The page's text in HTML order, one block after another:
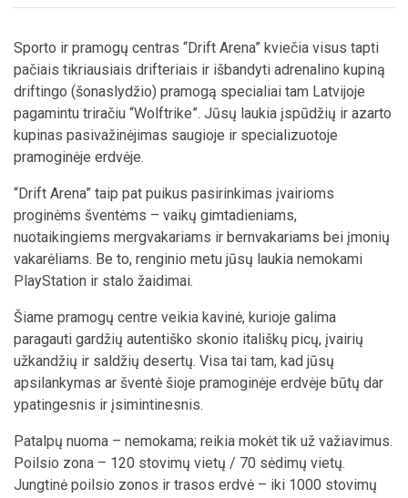
Sporto ir pramogų centras “Drift Arena” kviečia visus tapti
pačiais tikriausiais drifteriais ir išbandyti adrenalino kupiną
driftingo (šonaslydžio) pramogą specialiai tam Latvijoje
pagamintu triračiu “Wolftrike”. Jūsų laukia įspūdžių ir azarto
kupinas pasivažinėjimas saugioje ir specializuotoje
pramoginėje erdvėje.
“Drift Arena” taip pat puikus pasirinkimas įvairioms
proginėms šventėms – vaikų gimtadieniams,
nuotaikingiems mergvakariams ir bernvakariams bei įmonių
vakarėliams. Be to, renginio metu jūsų laukia nemokami
PlayStation ir stalo žaidimai.
Šiame pramogų centre veikia kavinė, kurioje galima
paragauti gardžių autentiško skonio itališkų picų, įvairių
užkandžių ir saldžių desertų. Visa tai tam, kad jūsų
apsilankymas ar šventė šioje pramoginėje erdvėje būtų dar
ypatingesnis ir įsimintinesnis.
Patalpų nuoma – nemokama; reikia mokėt tik už važiavimus.
Poilsio zona – 120 stovimų vietų / 70 sėdimų vietų.
Jungtinė poilsio zonos ir trasos erdvė – iki 1000 stovimų